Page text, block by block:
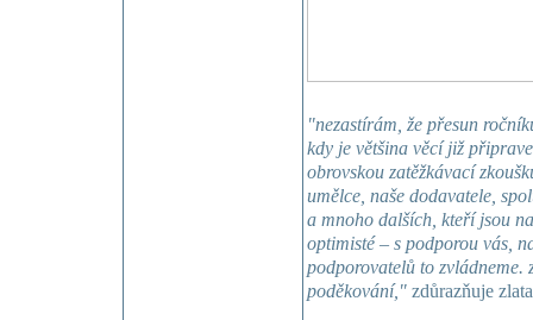
"nezastírám, že přesun
kdy je většina věcí již
obrovskou zatěžkávací
umělce, naše dodavatele,
a mnoho dalších, kteří jsou
optimisté – s podporou vás,
podporovatelů to zvládneme.
poděkování,"zdůrazňuje